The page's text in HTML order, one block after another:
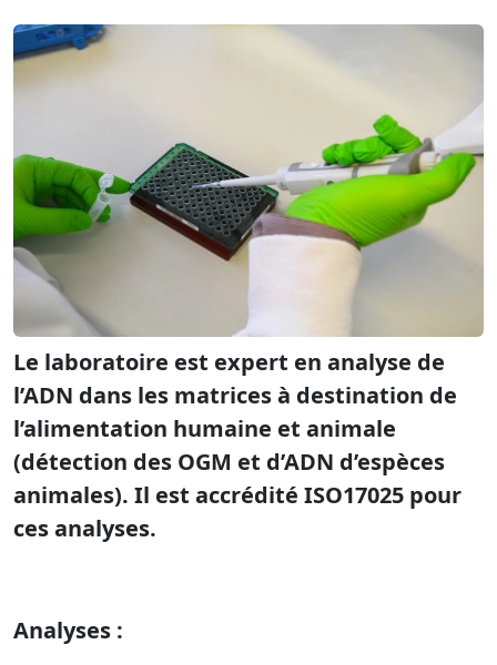
Le laboratoire est expert en analyse de
l’ADN dans les matrices à destination de
l’alimentation humaine et animale
(détection des OGM et d’ADN d’espèces
animales). Il est accrédité ISO17025 pour
ces analyses.
Analyses :